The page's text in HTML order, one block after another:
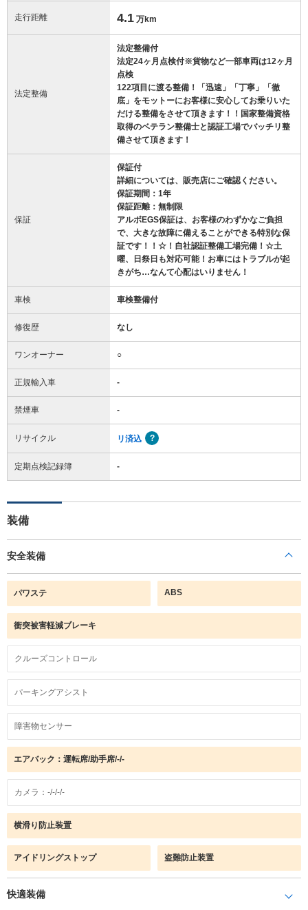
走行距離 4.1 万km
法定整備
法定整備付
法定24ヶ月点検付※貨物など一部車両は12ヶ月
点検
122項目に渡る整備！「迅速」「丁寧」「徹
底」をモットーにお客様に安心してお乗りいた
だける整備をさせて頂きます！！国家整備資格
取得のベテラン整備士と認証工場でバッチリ整
備させて頂きます！
保証
保証付
詳細については、販売店にご確認ください。
保証期間：1年
保証距離：無制限
アルボEGS保証は、お客様のわずかなご負担
で、大きな故障に備えることができる特別な保
証です！！☆！自社認証整備工場完備！☆土
曜、日祭日も対応可能！お車にはトラブルが起
きがち…なんて心配はいりません！
車検 車検整備付
修復歴 なし
ワンオーナー ○
正規輸入車 -
禁煙車 -
リサイクル リ済込
定期点検記録簿 -
装備
安全装備
パワステ ABS
衝突被害軽減ブレーキ
クルーズコントロール
パーキングアシスト
障害物センサー
エアバック：運転席/助手席/-/-
カメラ：-/-/-/-
横滑り防止装置
アイドリングストップ 盗難防止装置
快適装備